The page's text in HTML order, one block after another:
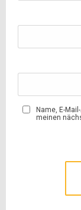
Name, E-
meinen